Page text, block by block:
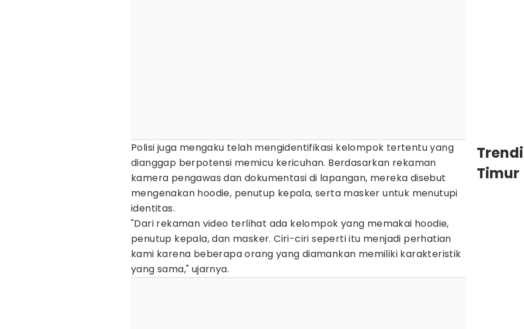
Polisi juga mengaku telah mengidentifikasi kelompok tertentu yang
dianggap berpotensi memicu kericuhan. Berdasarkan rekaman
kamera pengawas dan dokumentasi di lapangan, mereka disebut
mengenakan hoodie, penutup kepala, serta masker untuk menutupi
identitas.
"Dari rekaman video terlihat ada kelompok yang memakai hoodie,
penutup kepala, dan masker. Ciri-ciri seperti itu menjadi perhatian
kami karena beberapa orang yang diamankan memiliki karakteristik
yang sama," ujarnya.
Timur